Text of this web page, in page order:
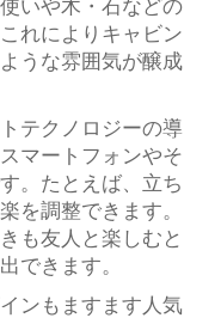
いや木・石などの
れによりキャビン
うな雰囲気が醸成
テクノロジーの導
マートフォンやそ
。たとえば、立ち
を調整できます。
も友人と楽しむと
できます。
ンもますます人気